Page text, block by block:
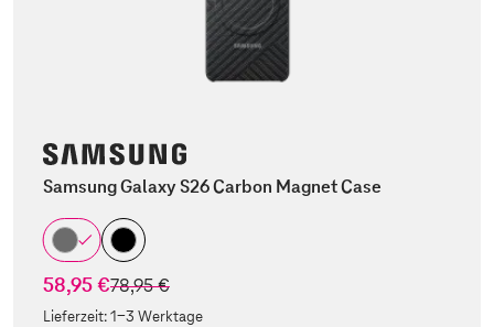
Samsung Galaxy S26 Carbon Magnet Case
58,95 €statt
78,95 €
Lieferzeit:1-3 Werktage